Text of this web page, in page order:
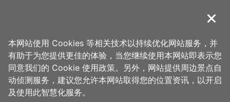
導覽
首页 > 想去的地方 > 美食、购物 > 美食快搜
亨味食堂
关闭
本网站使用 Cookies 等相关技术以持续优化网站服务，并
有助于为您提供更佳的体验，当您继续使用本网站即表示您
同意我们的 Cookie 使用政策。另外，网站提供周边景点自
动侦测服务，建议您允许本网站取得您的位置资讯，以开启
及使用此智慧化服务。